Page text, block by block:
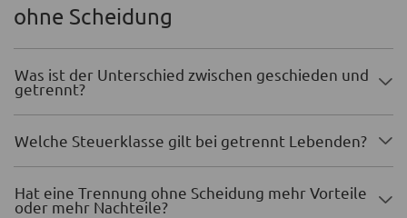
ohne Scheidung
Was ist der Unterschied zwischen geschieden und
getrennt?
Welche Steuerklasse gilt bei getrennt Lebenden?
Hat eine Trennung ohne Scheidung mehr Vorteile
oder mehr Nachteile?